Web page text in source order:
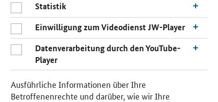
Statistik
Einwilligung zum Videodienst JW-Player
Datenverarbeitung durch den YouTube-
Player
Ausführliche Informationen über Ihre
Betroffenenrechte und darüber, wie wir Ihre